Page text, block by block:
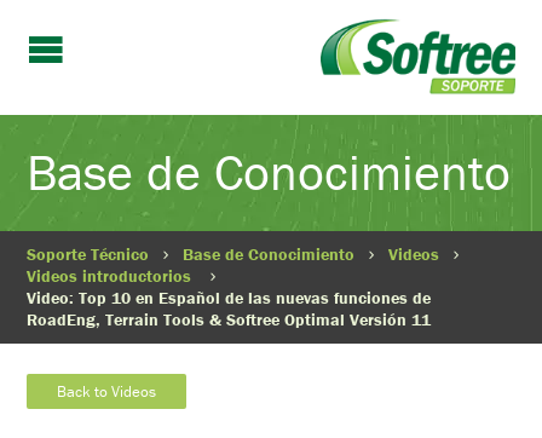
Base de Conocimiento
Soporte Técnico Base de Conocimiento
Videos
Videos introductorios
Video: Top 10 en Español de las nuevas funciones de
RoadEng, Terrain Tools & Softree Optimal Versión 11
Back to Videos